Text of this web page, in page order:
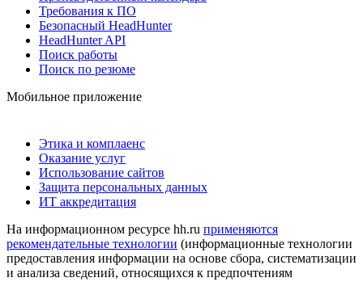
Требования к ПО
Безопасный HeadHunter
HeadHunter API
Поиск работы
Поиск по резюме
Мобильное приложение
Этика и комплаенс
Оказание услуг
Использование сайтов
Защита персональных данных
ИТ аккредитация
На информационном ресурсе hh.ru применяются
рекомендательные технологии (информационные технологии
предоставления информации на основе сбора, систематизации
и анализа сведений, относящихся к предпочтениям